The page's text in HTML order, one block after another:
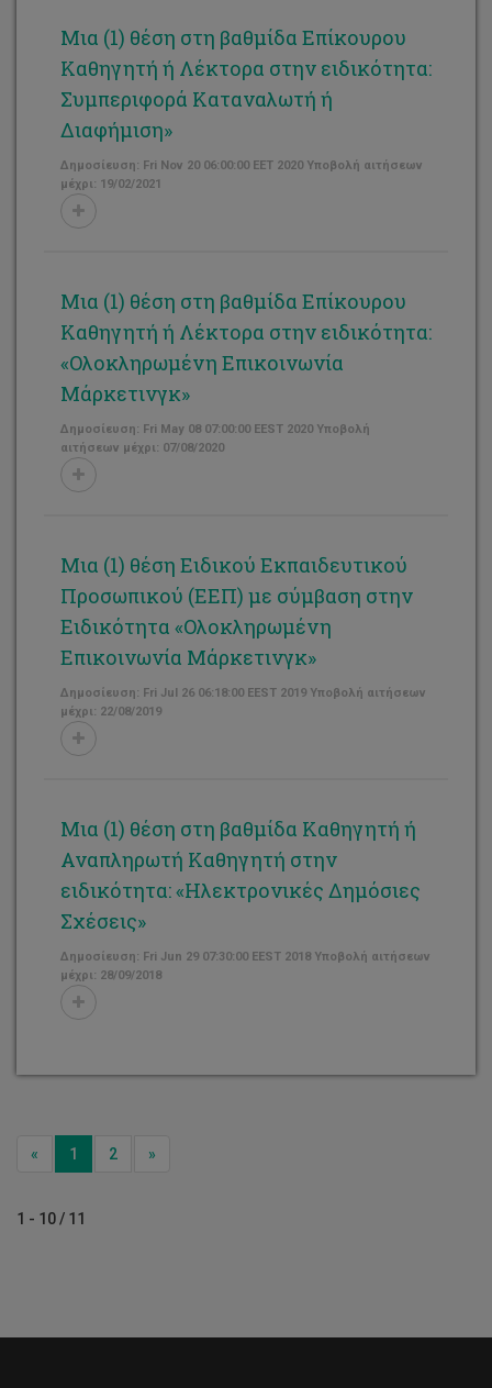
Μια (1) θέση στη βαθμίδα Επίκουρου
Καθηγητή ή Λέκτορα στην ειδικότητα:
Συμπεριφορά Καταναλωτή ή
Διαφήμιση»
Δημοσίευση: Fri Nov 20 06:00:00 EET 2020 Υποβολή αιτήσεων
μέχρι: 19/02/2021
Μια (1) θέση στη βαθμίδα Επίκουρου
Καθηγητή ή Λέκτορα στην ειδικότητα:
«Ολοκληρωμένη Επικοινωνία
Μάρκετινγκ»
Δημοσίευση: Fri May 08 07:00:00 EEST 2020 Υποβολή
αιτήσεων μέχρι: 07/08/2020
Mια (1) θέση Ειδικού Εκπαιδευτικού
Προσωπικού (ΕΕΠ) με σύμβαση στην
Ειδικότητα «Ολοκληρωμένη
Επικοινωνία Μάρκετινγκ»
Δημοσίευση: Fri Jul 26 06:18:00 EEST 2019 Υποβολή αιτήσεων
μέχρι: 22/08/2019
Μια (1) θέση στη βαθμίδα Καθηγητή ή
Αναπληρωτή Καθηγητή στην
ειδικότητα: «Ηλεκτρονικές Δημόσιες
Σχέσεις»
Δημοσίευση: Fri Jun 29 07:30:00 EEST 2018 Υποβολή αιτήσεων
μέχρι: 28/09/2018
« Previous
1 2 »
1 - 10 / 11